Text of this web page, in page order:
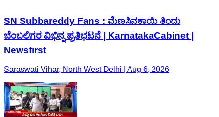
SN Subbareddy Fans : ಮೆಣಸಿನಕಾಯಿ ತಿಂದು
ಬೆಂಬಲಿಗರ ವಿಭಿನ್ನ ಪ್ರತಿಭಟನೆ | KarnatakaCabinet |
Newsfirst
Saraswati Vihar, North West Delhi | Aug 6, 2026